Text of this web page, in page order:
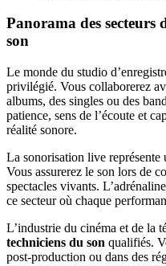
Panorama des secteurs
son
Le monde du studio
privilégié. Vous collaborerez
albums, des singles ou des
patience, sens de l’écoute et
réalité sonore.
La sonorisation live
Vous assurerez le son lors de
spectacles vivants.
ce secteur où chaque
L’industrie du cinéma et de la
techniciens du son qualifiés.
post-production ou dans des